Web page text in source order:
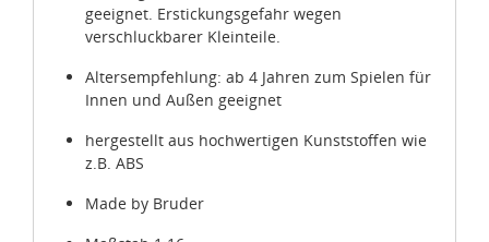
geeignet. Erstickungsgefahr wegen
verschluckbarer Kleinteile.
Altersempfehlung: ab 4 Jahren zum Spielen für
Innen und Außen geeignet
hergestellt aus hochwertigen Kunststoffen wie
z.B. ABS
Made by Bruder